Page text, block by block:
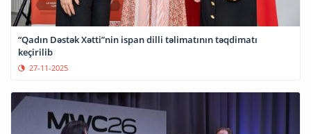
“Qadın Dəstək Xətti”nin ispan dilli təlimatının təqdimatı
keçirilib
27-11-2025